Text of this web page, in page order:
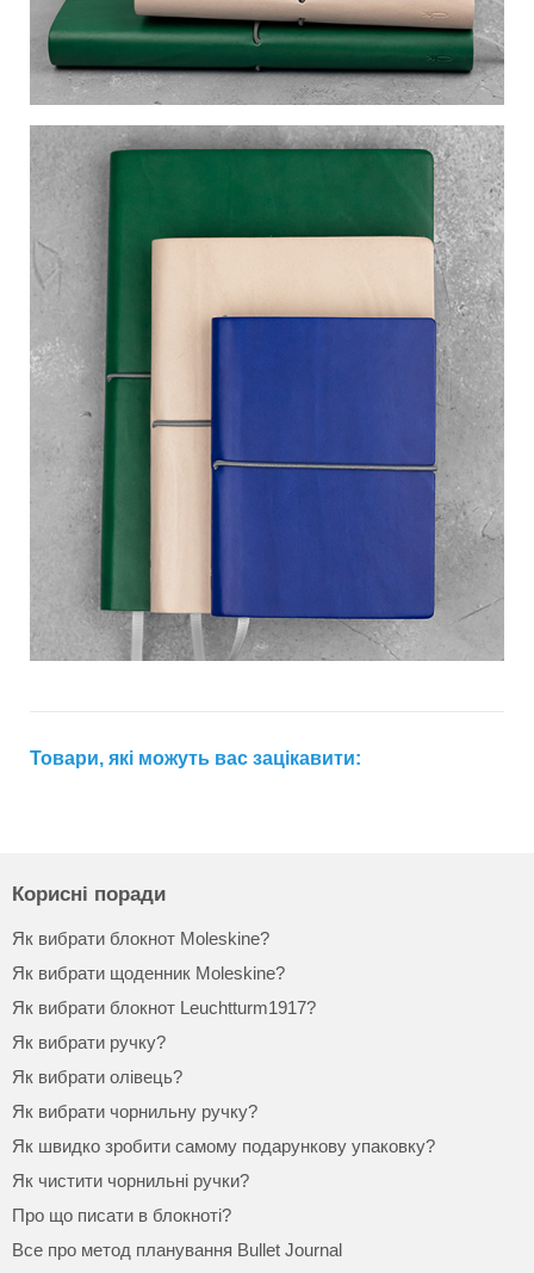
Товари, які можуть вас зацікавити:
Корисні поради
Як вибрати блокнот Moleskine?
Як вибрати щоденник Moleskine?
Як вибрати блокнот Leuchtturm1917?
Як вибрати ручку?
Як вибрати олівець?
Як вибрати чорнильну ручку?
Як швидко зробити самому подарункову упаковку?
Як чистити чорнильні ручки?
Про що писати в блокноті?
Все про метод планування Bullet Journal